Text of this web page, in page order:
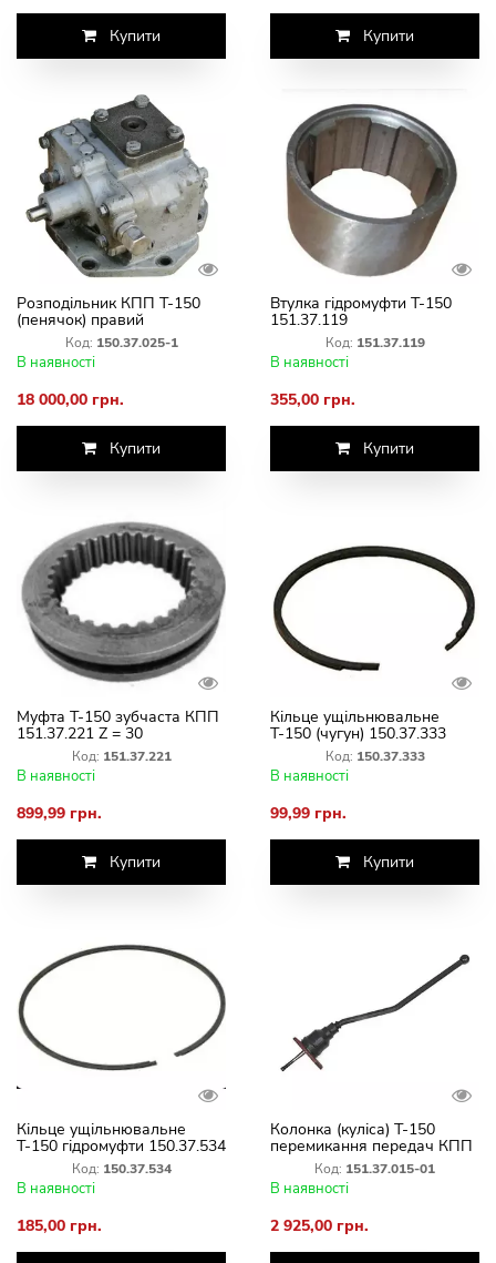
Купити Купити
Розподільник КПП Т-150
(пенячок) правий
150.37.025-1
Код: 150.37.025-1
В наявності
18 000,00 грн.
Купити
Втулка гідромуфти Т-150
151.37.119
Код: 151.37.119
В наявності
355,00 грн.
Купити
Муфта Т-150 зубчаста КПП
151.37.221 Z = 30
ввімкнення рядів роздавки
Код: 151.37.221
В наявності
899,99 грн.
Купити
Кільце ущільнювальне
Т-150 (чугун) 150.37.333
Код: 150.37.333
В наявності
99,99 грн.
Купити
Кільце ущільнювальне
Т-150 гідромуфти 150.37.534
Код: 150.37.534
В наявності
185,00 грн.
Колонка (куліса) Т-150
перемикання передач КПП
151.37.015-01
Код: 151.37.015-01
В наявності
2 925,00 грн.